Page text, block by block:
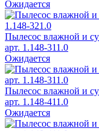
Ожидается
Пылесос влажной и
арт. 1.148-311.0
Ожидается
Пылесос влажной и
арт. 1.148-411.0
Ожидается